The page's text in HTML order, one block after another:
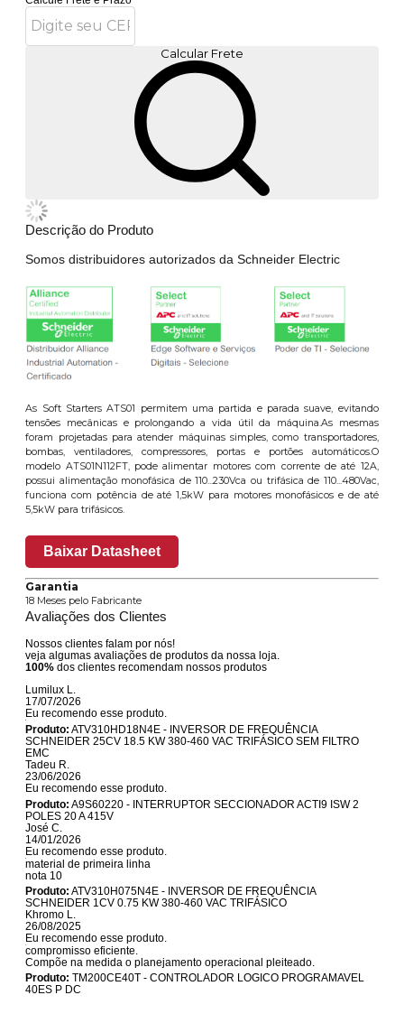
Calcular Frete
Descrição do Produto
Somos distribuidores autorizados da Schneider Electric
As Soft Starters ATS01 permitem uma partida e parada suave, evitando
tensões mecânicas e prolongando a vida útil da máquina.As mesmas
foram projetadas para atender máquinas simples, como transportadores,
bombas, ventiladores, compressores, portas e portões automáticos.O
modelo ATS01N112FT, pode alimentar motores com corrente de até 12A,
possui alimentação monofásica de 110...230Vca ou trifásica de 110...480Vac,
funciona com potência de até 1,5kW para motores monofásicos e de até
5,5kW para trifásicos.
Baixar Datasheet
Garantia
18 Meses pelo Fabricante
Avaliações dos Clientes
Nossos clientes falam por nós!
veja algumas avaliações de produtos da nossa loja.
100% dos clientes recomendam nossos produtos
Lumilux L.
17/07/2026
Eu recomendo esse produto.
Produto: ATV310HD18N4E - INVERSOR DE FREQUÊNCIA
SCHNEIDER 25CV 18.5 KW 380-460 VAC TRIFÁSICO SEM FILTRO
EMC
Tadeu R.
23/06/2026
Eu recomendo esse produto.
Produto: A9S60220 - INTERRUPTOR SECCIONADOR ACTI9 ISW 2
POLES 20 A 415V
José C.
14/01/2026
Eu recomendo esse produto.
material de primeira linha
nota 10
Produto: ATV310H075N4E - INVERSOR DE FREQUÊNCIA
SCHNEIDER 1CV 0.75 KW 380-460 VAC TRIFÁSICO
Khromo L.
26/08/2025
Eu recomendo esse produto.
compromisso eficiente.
Compõe na medida o planejamento operacional pleiteado.
Produto: TM200CE40T - CONTROLADOR LOGICO PROGRAMAVEL
40ES P DC